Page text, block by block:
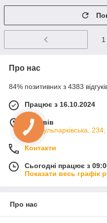
1
Про нас
84% позитивних з 4383
Працює з 16.10.2024
м. Львів
вул. Кульпарківська,
Контакти
Сьогодні працює з
Показати весь графік
Про нас